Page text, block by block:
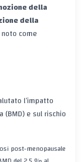
della
della
come
l’impatto
e sul rischio
post‑menopausale